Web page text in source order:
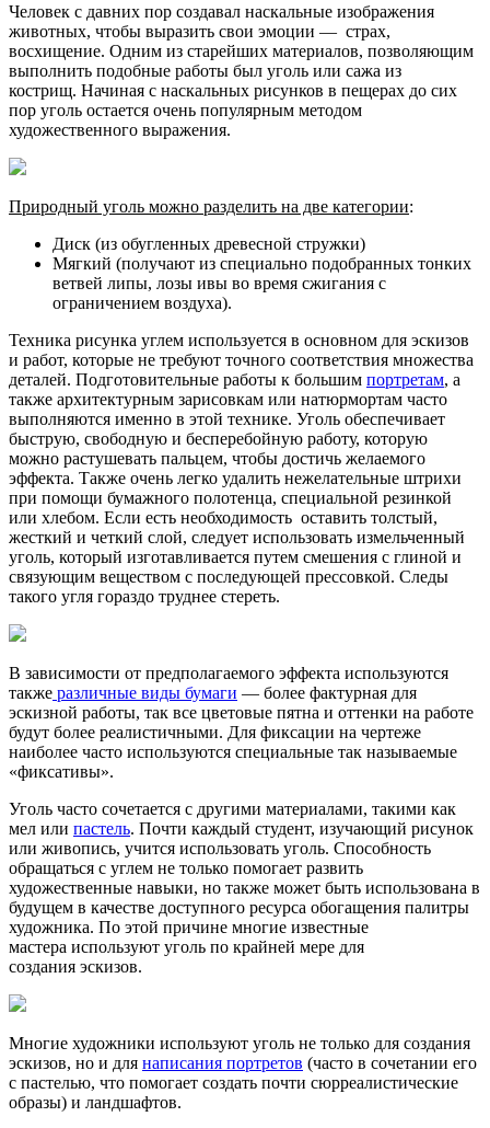
Человек с давних пор создавал наскальные изображения
животных, чтобы выразить свои эмоции — страх,
восхищение. Одним из старейших материалов, позволяющим
выполнить подобные работы был уголь или сажа из
кострищ. Начиная с наскальных рисунков в пещерах до сих
пор уголь остается очень популярным методом
художественного выражения.
Природный уголь можно разделить на две категории:
Диск (из обугленных древесной стружки)
Мягкий (получают из специально подобранных тонких
ветвей липы, лозы ивы во время сжигания с
ограничением воздуха).
Техника рисунка углем используется в основном для эскизов
и работ, которые не требуют точного соответствия множества
деталей. Подготовительные работы к большим портретам, а
также архитектурным зарисовкам или натюрмортам часто
выполняются именно в этой технике. Уголь обеспечивает
быструю, свободную и бесперебойную работу, которую
можно растушевать пальцем, чтобы достичь желаемого
эффекта. Также очень легко удалить нежелательные штрихи
при помощи бумажного полотенца, специальной резинкой
или хлебом. Если есть необходимость оставить толстый,
жесткий и четкий слой, следует использовать измельченный
уголь, который изготавливается путем смешения с глиной и
связующим веществом с последующей прессовкой. Следы
такого угля гораздо труднее стереть.
В зависимости от предполагаемого эффекта используются
также различные виды бумаги — более фактурная для
эскизной работы, так все цветовые пятна и оттенки на работе
будут более реалистичными. Для фиксации на чертеже
наиболее часто используются специальные так называемые
«фиксативы».
Уголь часто сочетается с другими материалами, такими как
мел или пастель. Почти каждый студент, изучающий рисунок
или живопись, учится использовать уголь. Способность
обращаться с углем не только помогает развить
художественные навыки, но также может быть использована в
будущем в качестве доступного ресурса обогащения палитры
художника. По этой причине многие известные
мастера используют уголь по крайней мере для
создания эскизов.
Многие художники используют уголь не только для создания
эскизов, но и для написания портретов (часто в сочетании его
с пастелью, что помогает создать почти сюрреалистические
образы) и ландшафтов.